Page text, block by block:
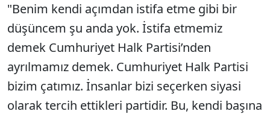
"Benim kendi açımdan istifa etme gibi bir
düşüncem şu anda yok. İstifa etmemiz
demek Cumhuriyet Halk Partisi’nden
ayrılmamız demek. Cumhuriyet Halk Partisi
bizim çatımız. İnsanlar bizi seçerken siyasi
olarak tercih ettikleri partidir. Bu, kendi başına